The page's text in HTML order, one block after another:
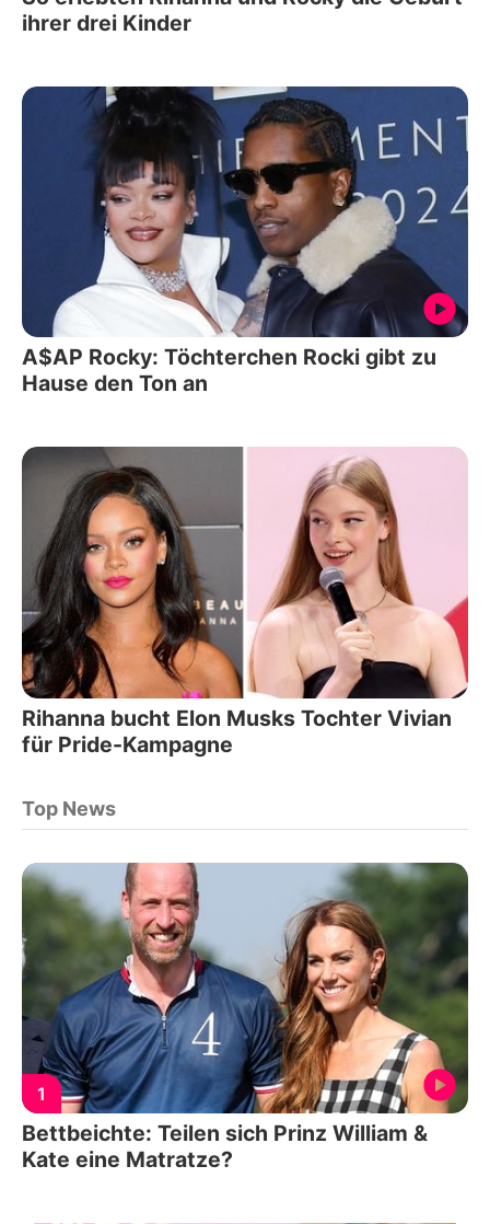
ihrer drei Kinder
A$AP Rocky: Töchterchen Rocki gibt zu
Hause den Ton an
Rihanna bucht Elon Musks Tochter Vivian
für Pride-Kampagne
Top News
1
Bettbeichte: Teilen sich Prinz William &
Kate eine Matratze?